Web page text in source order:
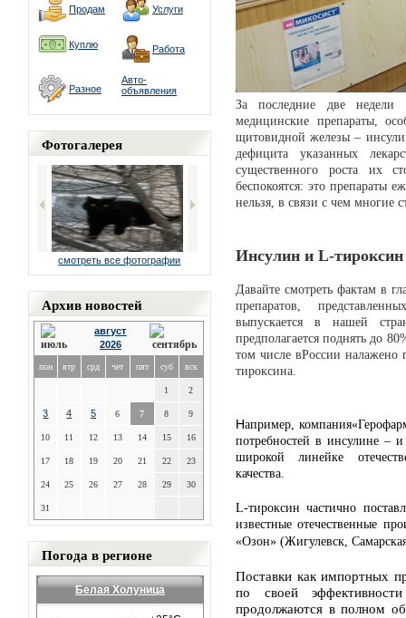
Продам Услуги
Куплю Работа
Разное
Авто-
объявления
Фотогалерея
смотреть все фотографии
Архив новостей
август
2026
пон втр срд чет пят суб вск
1 2
3 4 5 6 7 8 9
10 11 12 13 14 15 16
17 18 19 20 21 22 23
24 25 26 27 28 29 30
31
Погода в регионе
Белая Холуница
За последние две
медицинские препараты,
щитовидной железы –
дефицита указанных
существенного роста их
беспокоятся: это препараты
нельзя, в связи с чем многие
Инсулин и L-тироксин
Давайте смотреть фактам в
препаратов,
выпускается в нашей
предполагается поднять до
том числе вРоссии налажено
тироксина.
Например,
потребностей в инсулине –
широкой линейке
качества.
L-тироксин частично
известные отечественные
«Озон» (Жигулевск,
Поставки как импортных
по своей
продолжаются в полном